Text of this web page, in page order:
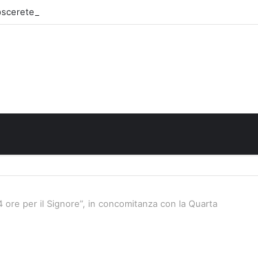
ore per il Signore”, in concomitanza con la Quarta